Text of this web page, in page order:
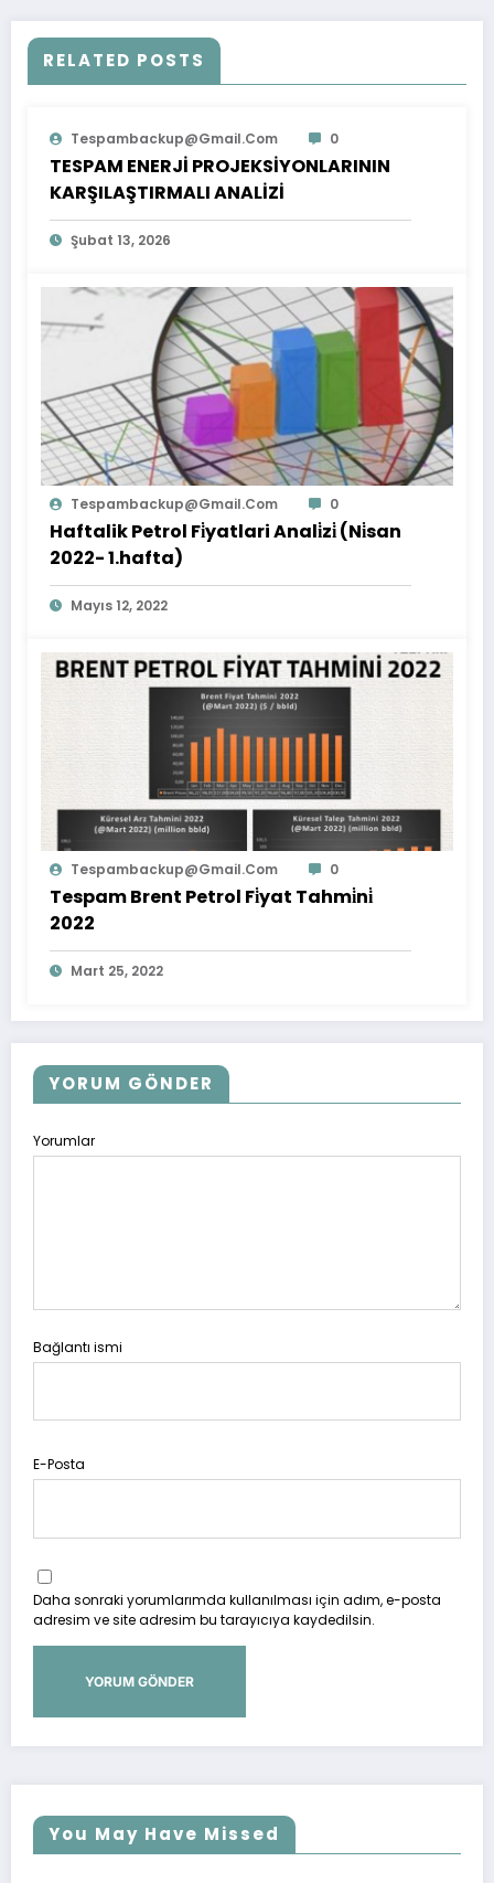
RELATED POSTS
Tespambackup@gmail.com 0
TESPAM ENERJİ PROJEKSİYONLARININ
KARŞILAŞTIRMALI ANALİZİ
Şubat 13, 2026
Tespambackup@gmail.com 0
Haftalik Petrol Fi̇yatlari Anali̇zi̇ (Ni̇san
2022- 1.hafta)
Mayıs 12, 2022
Tespambackup@gmail.com 0
Tespam Brent Petrol Fi̇yat Tahmi̇ni̇
2022
Mart 25, 2022
YORUM GÖNDER
Yorumlar
Bağlantı ismi
E-Posta
Daha sonraki yorumlarımda kullanılması için adım, e-posta
adresim ve site adresim bu tarayıcıya kaydedilsin.
You May Have Missed